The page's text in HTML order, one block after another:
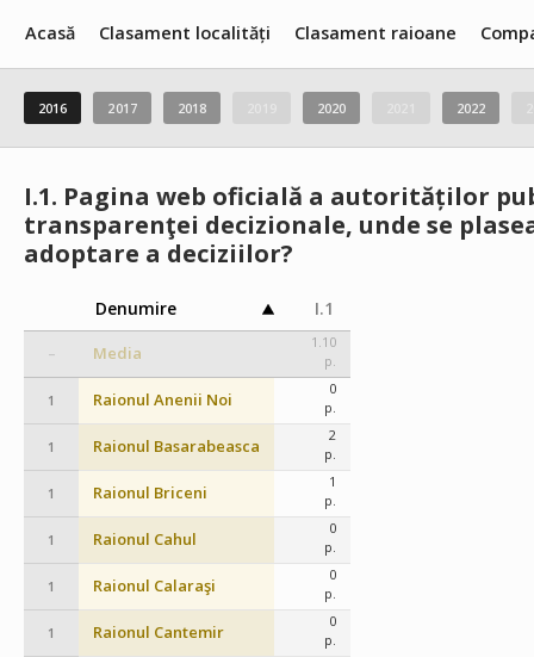
Acasă Clasament localități Clasament raioane
2016 2017 2018 2020 2022
I.1. Pagina web oficială a autorităților
transparenţei decizionale, unde se
adoptare a deciziilor?
Denumire I.1
– Media
1.10
p.
1 Raionul Anenii Noi
0
p.
1 Raionul Basarabeasca
2
p.
1 Raionul Briceni
1
p.
1 Raionul Cahul
0
p.
1 Raionul Calaraşi
0
p.
1 Raionul Cantemir
0
p.